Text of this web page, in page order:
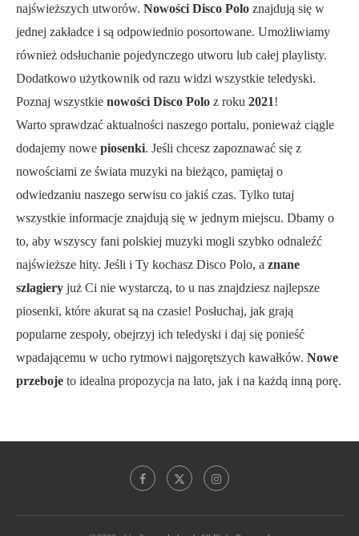
najświeższych utworów. Nowości Disco Polo znajdują się w
jednej zakładce i są odpowiednio posortowane. Umożliwiamy
również odsłuchanie pojedynczego utworu lub całej playlisty.
Dodatkowo użytkownik od razu widzi wszystkie teledyski.
Poznaj wszystkie nowości Disco Polo z roku 2021!
Warto sprawdzać aktualności naszego portalu, ponieważ ciągle
dodajemy nowe piosenki. Jeśli chcesz zapoznawać się z
nowościami ze świata muzyki na bieżąco, pamiętaj o
odwiedzaniu naszego serwisu co jakiś czas. Tylko tutaj
wszystkie informacje znajdują się w jednym miejscu. Dbamy o
to, aby wszyscy fani polskiej muzyki mogli szybko odnaleźć
najświeższe hity. Jeśli i Ty kochasz Disco Polo, a znane
szlagiery już Ci nie wystarczą, to u nas znajdziesz najlepsze
piosenki, które akurat są na czasie! Posłuchaj, jak grają
popularne zespoły, obejrzyj ich teledyski i daj się ponieść
wpadającemu w ucho rytmowi najgorętszych kawałków. Nowe
przeboje to idealna propozycja na lato, jak i na każdą inną porę.